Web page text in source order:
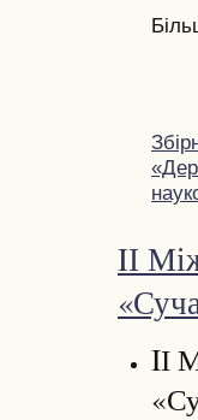
IІ
IІ